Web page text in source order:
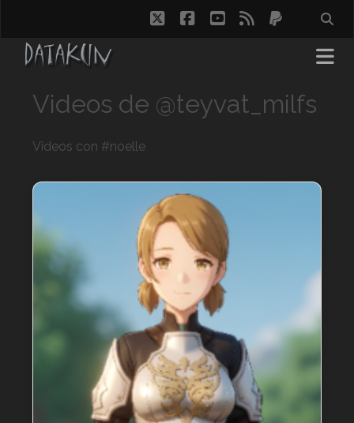
twitterfacebook
youtube
rss paypal
Videos de @teyvat_milfs
Videos con #noelle